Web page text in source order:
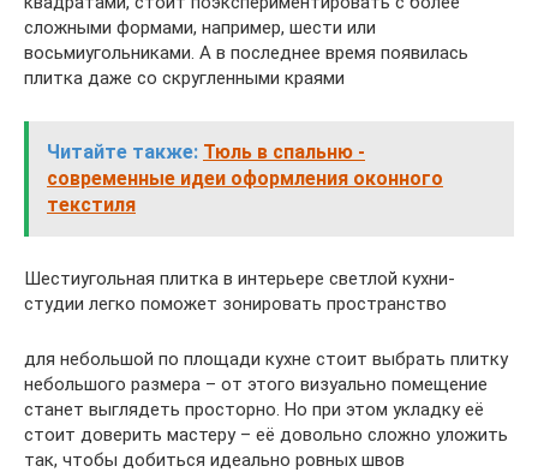
сложными формами, например, шести или
восьмиугольниками. А в последнее время появилась
плитка даже со скругленными краями
Читайте также: Тюль в спальню -
современные идеи оформления оконного
текстиля
Шестиугольная плитка в интерьере светлой кухни-
студии легко поможет зонировать пространство
для небольшой по площади кухне стоит выбрать плитку
небольшого размера – от этого визуально помещение
станет выглядеть просторно. Но при этом укладку её
стоит доверить мастеру – её довольно сложно уложить
так, чтобы добиться идеально ровных швов